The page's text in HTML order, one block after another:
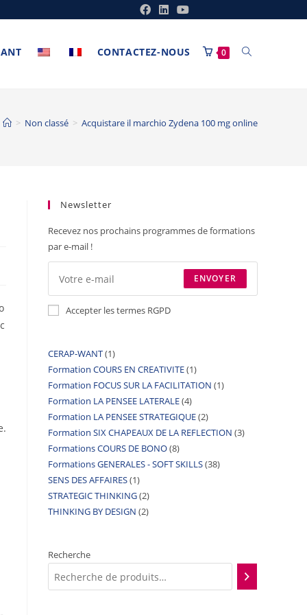
CONTACTEZ-NOUS 0
> Non classé > Acquistare il marchio Zydena 100 mg online
Newsletter
Recevez nos prochains programmes de formations
par e-mail !
ENVOYER
Accepter les termes RGPD
CERAP-WANT 1
Formation COURS EN CREATIVITE 1
Formation FOCUS SUR LA FACILITATION 1
Formation LA PENSEE LATERALE 4
Formation LA PENSEE STRATEGIQUE 2
Formation SIX CHAPEAUX DE LA REFLECTION 3
Formations COURS DE BONO 8
Formations GENERALES - SOFT SKILLS 38
SENS DES AFFAIRES 1
STRATEGIC THINKING 2
THINKING BY DESIGN 2
Recherche